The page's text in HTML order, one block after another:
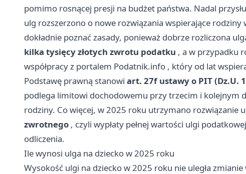
pomimo rosnącej presji na budżet państwa. Nadal
ulg rozszerzono o nowe rozwiązania wspierające
dokładnie poznać zasady, ponieważ dobrze rozliczona
kilka tysięcy złotych zwrotu podatku , a w przypadku
współpracy z portalem Podatnik.info , który od lat
Podstawę prawną stanowi art. 27f ustawy o PIT (Dz.U.
podlega limitowi dochodowemu przy trzecim i kolejnym
rodziny. Co więcej, w 2025 roku utrzymano rozwiązanie
zwrotnego , czyli wypłaty pełnej wartości ulgi
odliczenia.
Ile wynosi ulga na dziecko w 2025 roku
Wysokość ulgi na dziecko w 2025 roku nie uległa